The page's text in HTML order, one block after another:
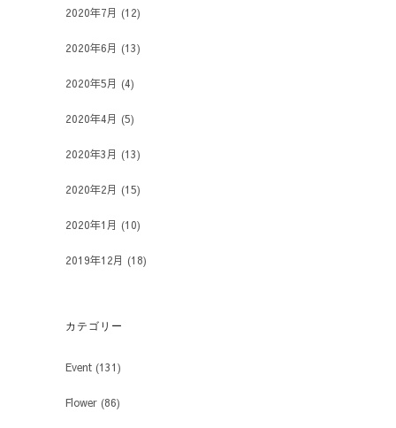
2020年7月 (12)
2020年6月 (13)
2020年5月 (4)
2020年4月 (5)
2020年3月 (13)
2020年2月 (15)
2020年1月 (10)
2019年12月 (18)
カテゴリー
Event (131)
Flower (86)